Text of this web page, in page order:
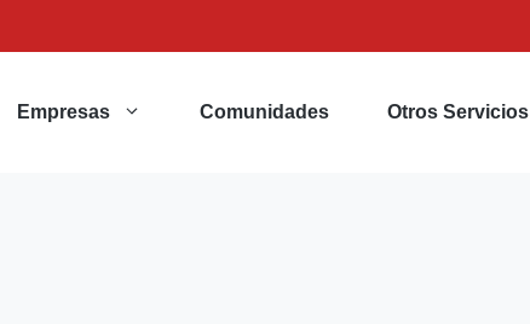
Empresas Comunidades Otros Servicios